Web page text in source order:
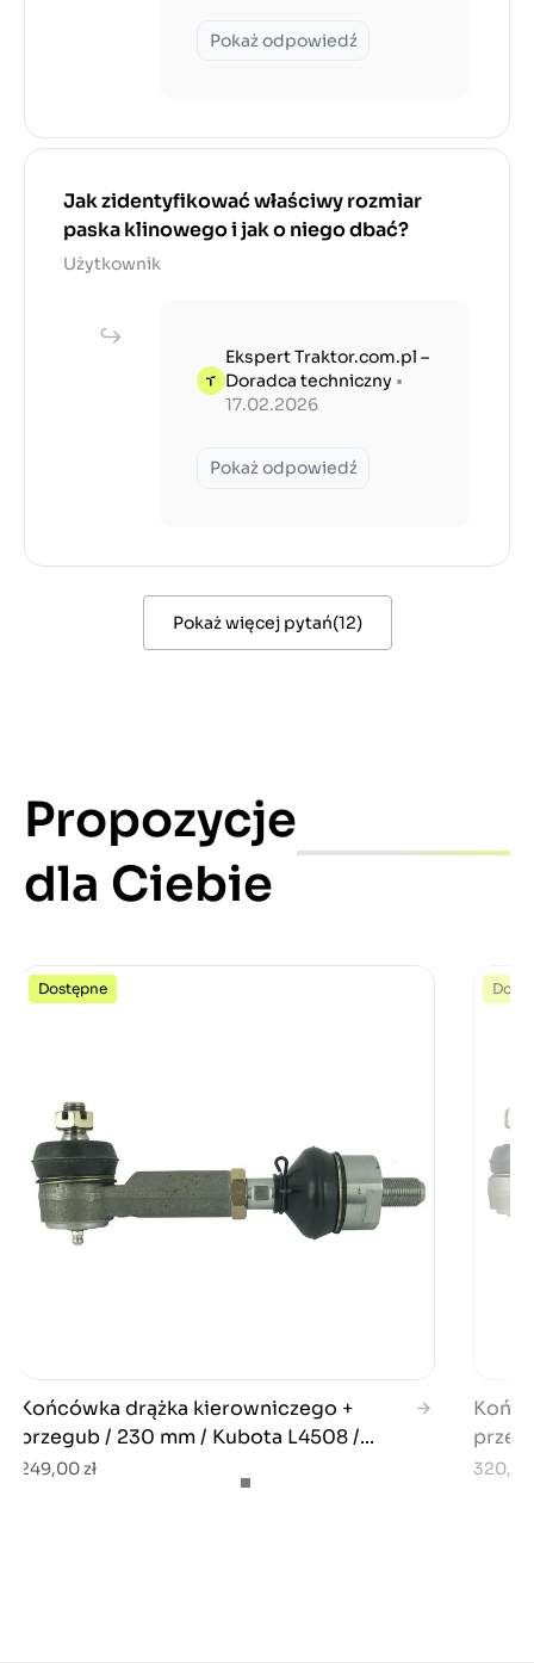
Pokaż odpowiedź
Jak zidentyfikować właściwy rozmiar
paska klinowego i jak o niego dbać?
Użytkownik
Ekspert Traktor.com.pl –
Doradca techniczny •
17.02.2026
Pokaż odpowiedź
Pokaż więcej pytań(12)
Propozycje
dla Ciebie
Dostępne
Końcówka drążka kierowniczego +
przegub / 230 mm / Kubota L4508 /...
249,00 zł 320,00